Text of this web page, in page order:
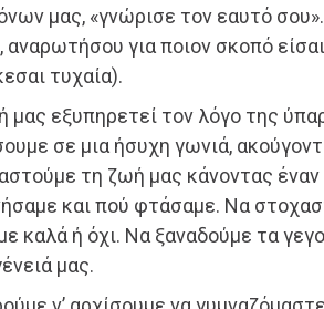
μας, «γνώρισε τον εαυτό
αναρωτήσου για ποιον σκοπό
τυχαία).
μας εξυπηρετεί τον λόγο της
σε μια ήσυχη γωνιά,
τη ζωή μας κάνοντας
και πού φτάσαμε. Να
καλά ή όχι. Να ξαναδούμε τα
μας.